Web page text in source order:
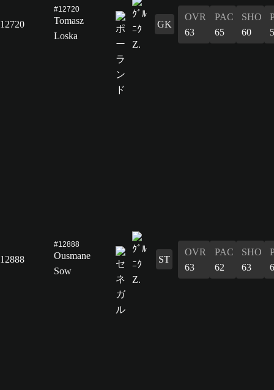
12720
#12720
Tomasz
Loska
GK
OVR
63
PAC
65
SHO
60
12888
#12888
Ousmane
Sow
ST
OVR
63
PAC
62
SHO
63